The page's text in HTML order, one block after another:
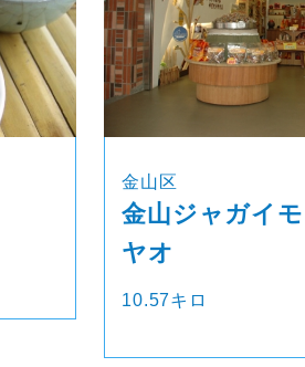
金山区
金山ジャガイ
ヤオ
10.57キロ